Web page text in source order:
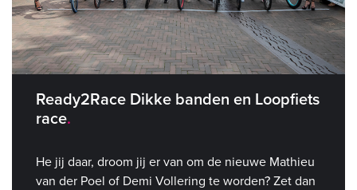
Ready2Race Dikke banden en Loopfiets
race
He jij daar, droom jij er van om de nieuwe Mathieu
van der Poel of Demi Vollering te worden? Zet dan